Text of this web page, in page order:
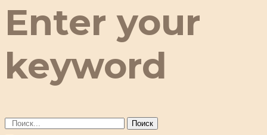
Enter your
keyword
Поиск